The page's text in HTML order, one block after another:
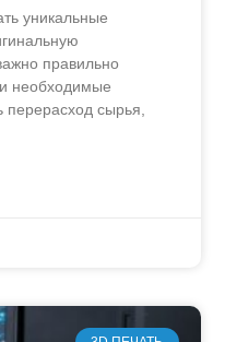
уникальные
правильно
необходимые
сырья,